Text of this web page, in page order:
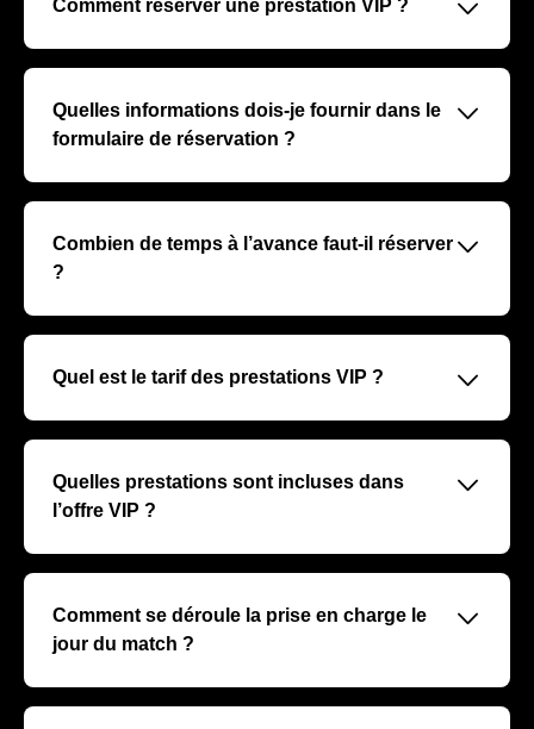
Comment réserver une prestation VIP ? 􀆈
La réservation s’effectue via un formulaire de contact
demandées pour faciliter le traitement et la qualification
de votre demande.
Quelles informations dois-je fournir dans le
formulaire de réservation ?
􀆈
Nous vous recommandons de préciser le nombre de
prestation (loges, salons, hospitalités), et toute demande
spécifique pour optimiser notre réponse commerciale.
Combien de temps à l’avance faut-il réserver
?
􀆈
Nous conseillons de faire votre demande au minimum
préparation optimale de votre prestation VIP.
Quel est le tarif des prestations VIP ? 􀆈
Les tarifs varient selon la formule choisie, le match et le
demande, un commercial vous transmettra un devis
personnalisé.
Quelles prestations sont incluses dans
l’offre VIP ?
􀆈
Nos prestations VIP comprennent un accès exclusif au
de gamme, un accueil personnalisé, et parfois des
rencontres avec des joueurs ou invités.
Comment se déroule la prise en charge le
jour du match ?
􀆈
Un accueil dédié vous sera réservé à votre arrivée, avec